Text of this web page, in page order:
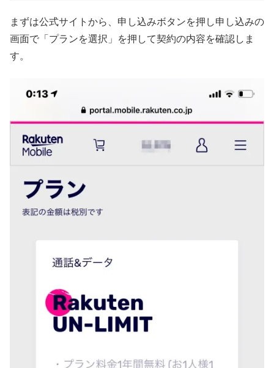
まずは公式サイトから、申し込みボタンを押し申し込みの
画面で「プランを選択」を押して契約の内容を確認しま
す。